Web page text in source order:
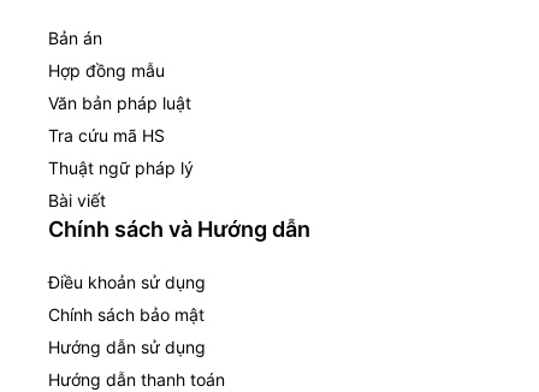
Bản án
Hợp đồng mẫu
Văn bản pháp luật
Tra cứu mã HS
Thuật ngữ pháp lý
Bài viết
Chính sách và Hướng dẫn
Điều khoản sử dụng
Chính sách bảo mật
Hướng dẫn sử dụng
Hướng dẫn thanh toán